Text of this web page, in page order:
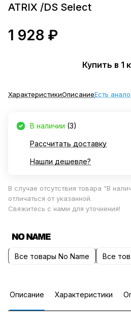
ATRIX /DS Select
1 928 ₽
Купить в 1
ХарактеристикиОписаниеЕсть
В наличии (3)
Рассчитать доставку
Нашли дешевле?
В случае отсутствия товара "В
отличаться от указанной.
Свяжитесь с нами для уточнения!
Все товары No Name Все
Описание Характеристики